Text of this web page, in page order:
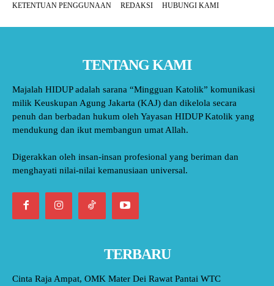
KETENTUAN PENGGUNAAN
REDAKSI HUBUNGI KAMI
TENTANG KAMI
Majalah HIDUP adalah sarana “Mingguan Katolik” komunikasi
milik Keuskupan Agung Jakarta (KAJ) dan dikelola secara
penuh dan berbadan hukum oleh Yayasan HIDUP Katolik yang
mendukung dan ikut membangun umat Allah.
Digerakkan oleh insan-insan profesional yang beriman dan
menghayati nilai-nilai kemanusiaan universal.
TERBARU
Cinta Raja Ampat, OMK Mater Dei Rawat Pantai WTC